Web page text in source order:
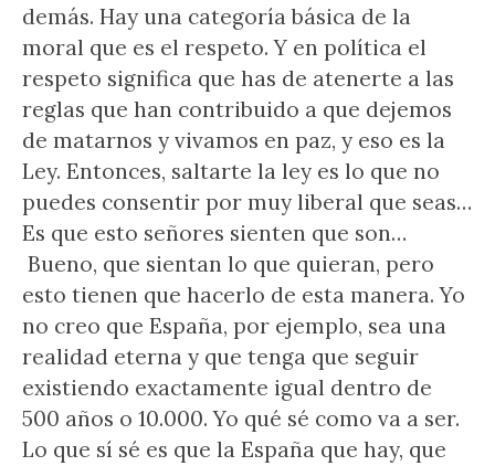
demás. Hay una categoría básica de la
moral que es el respeto. Y en política el
respeto significa que has de atenerte a las
reglas que han contribuido a que dejemos
de matarnos y vivamos en paz, y eso es la
Ley. Entonces, saltarte la ley es lo que no
puedes consentir por muy liberal que seas…
Es que esto señores sienten que son…
Bueno, que sientan lo que quieran, pero
esto tienen que hacerlo de esta manera. Yo
no creo que España, por ejemplo, sea una
realidad eterna y que tenga que seguir
existiendo exactamente igual dentro de
500 años o 10.000. Yo qué sé como va a ser.
Lo que sí sé es que la España que hay, que